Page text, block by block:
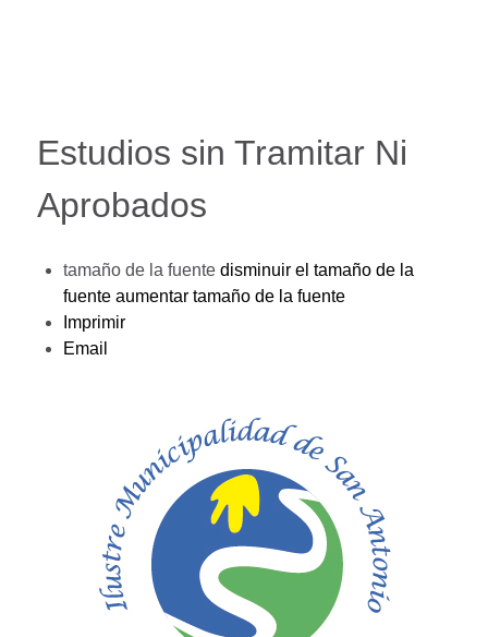
Estudios sin Tramitar Ni
Aprobados
tamaño de la fuente disminuir el tamaño de la
fuente aumentar tamaño de la fuente
Imprimir
Email